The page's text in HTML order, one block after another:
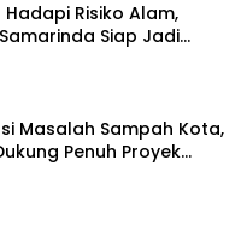
Risiko Alam,
Siap Jadi
Kalimantan
Masalah Sampah Kota,
Penuh Proyek